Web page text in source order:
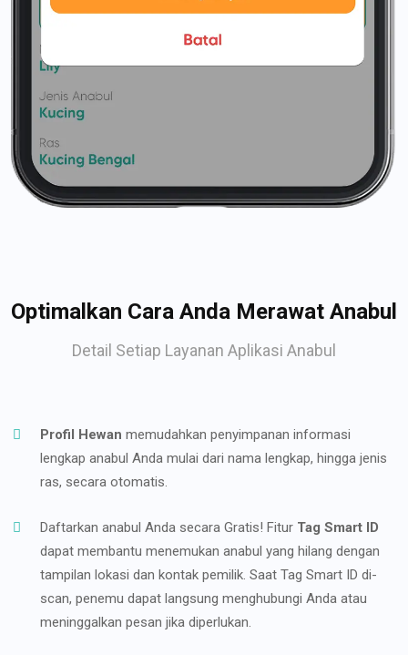
Optimalkan Cara Anda Merawat Anabul
Detail Setiap Layanan Aplikasi Anabul
Profil Hewan memudahkan penyimpanan informasi
lengkap anabul Anda mulai dari nama lengkap, hingga jenis
ras, secara otomatis.
Daftarkan anabul Anda secara Gratis! Fitur Tag Smart ID
dapat membantu menemukan anabul yang hilang dengan
tampilan lokasi dan kontak pemilik. Saat Tag Smart ID di-
scan, penemu dapat langsung menghubungi Anda atau
meninggalkan pesan jika diperlukan.